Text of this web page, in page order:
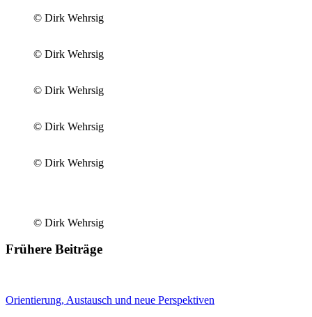
© Dirk Wehrsig
© Dirk Wehrsig
© Dirk Wehrsig
© Dirk Wehrsig
© Dirk Wehrsig
© Dirk Wehrsig
Frühere Beiträge
Orientierung, Austausch und neue Perspektiven